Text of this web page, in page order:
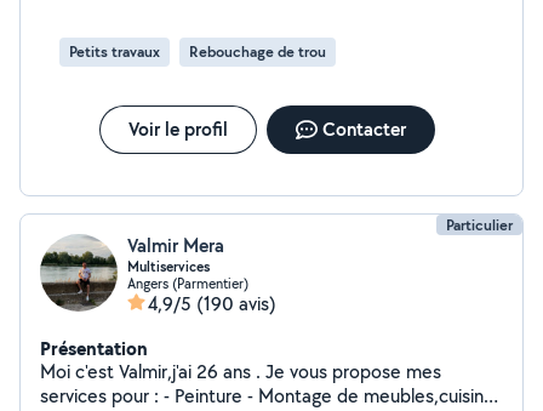
Petits travaux
Rebouchage de trou
Voir le profil Contacter
Particulier
Valmir Mera
Multiservices
Angers (Parmentier)
4,9/5 (190 avis)
Présentation
Moi c'est Valmir,j'ai 26 ans . Je vous propose mes
services pour : - Peinture - Montage de meubles,cuisine